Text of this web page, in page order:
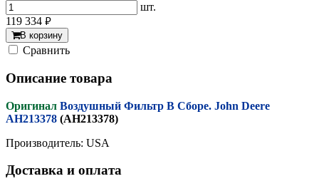
шт.
119 334 руб.
В корзину
Cравнить
Описание товара
Оригинал Воздушный Фильтр В Сборе. John Deere
AH213378 (AH213378)
Производитель: USA
Доставка и оплата